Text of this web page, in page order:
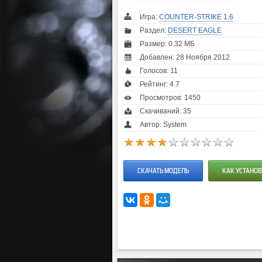
Игра: COUNTER-STRIKE 1.6
Раздел: DESERT EAGLE
Размер: 0.32 МБ
Добавлен: 28 Ноября 2012
Голосов: 11
Рейтинг: 4.7
Просмотров: 1450
Скачиваний: 35
Автор: System
СКАЧАТЬ МОДЕЛЬ КАК